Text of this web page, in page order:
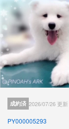
成約済 2026/07/26 更新
PY000005293